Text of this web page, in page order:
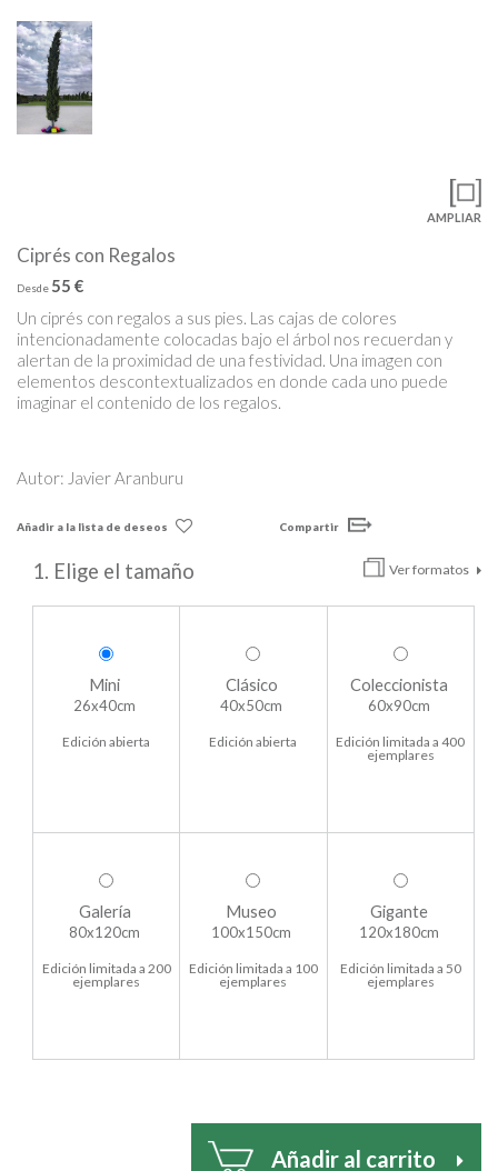
AMPLIAR
Ciprés con Regalos
Desde 55 €
Un ciprés con regalos a sus pies. Las cajas de colores
intencionadamente colocadas bajo el árbol nos recuerdan y
alertan de la proximidad de una festividad. Una imagen con
elementos descontextualizados en donde cada uno puede
imaginar el contenido de los regalos.
Autor: Javier Aranburu
Añadir a la lista de deseos Compartir
Ver formatos
1. Elige el tamaño
Mini
26x40cm
Edición abierta
Clásico
40x50cm
Edición abierta
Coleccionista
60x90cm
Edición limitada a 400
ejemplares
Galería
80x120cm
Edición limitada a 200
ejemplares
Museo
100x150cm
Edición limitada a 100
ejemplares
Gigante
120x180cm
Edición limitada a 50
ejemplares
Añadir al carrito